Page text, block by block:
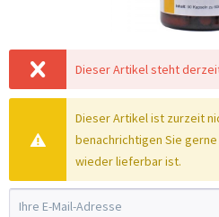
Dieser Artikel steht
Dieser Artikel ist zurzeit
benachrichtigen Sie
wieder lieferbar ist.